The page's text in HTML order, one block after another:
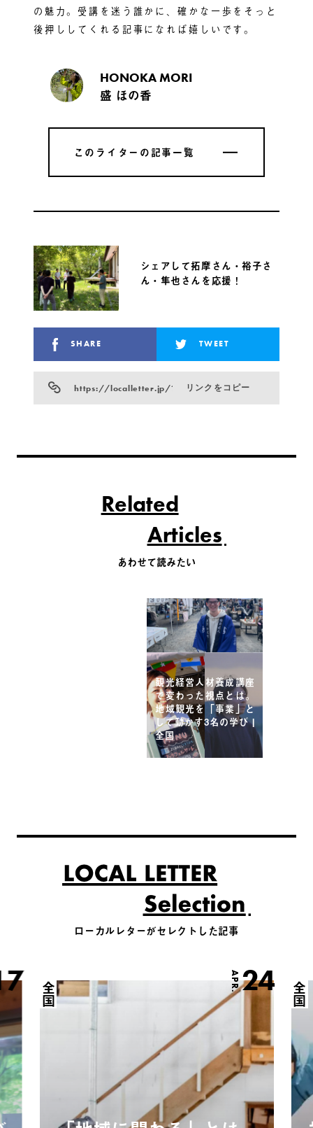
の魅力。受講を迷う誰かに、確かな一歩をそっと
後押ししてくれる記事になれば嬉しいです。
HONOKA MORI
盛 ほの香
このライターの記事一覧
このライターの記事一覧
シェアして拓摩さん・裕子さ
ん・隼也さんを応援！
SHARE TWEET
https://localletter.jp/?p=33632リンクをコピー
Related
Articles
あわせて読みたい
観光経営人材養成講座
で変わった視点とは。
地域観光を「事業」と
して動かす3名の学び |
全国
ローカルレターがセレクトした記事
APR.24
全国 全国